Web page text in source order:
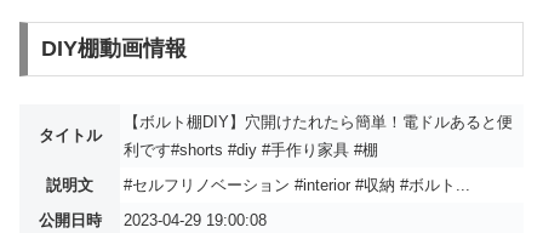
DIY棚動画情報
タイトル
【ボルト棚DIY】穴開けたれたら簡単！電ドルあると便
利です#shorts #diy #手作り家具 #棚
説明文
#セルフリノベーション #interior #収納 #ボルト...
公開日時
2023-04-29 19:00:08